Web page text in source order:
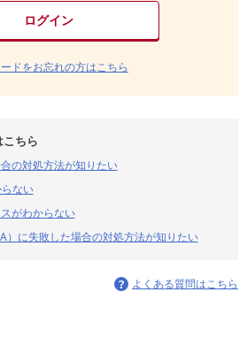
ドをお忘れの方はこちら
こちら
の対処方法が知りたい
ない
がわからない
）に失敗した場合の対処方法が知りたい
よくある質問はこちら